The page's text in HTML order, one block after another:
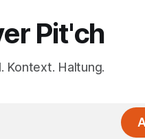
Pit'ch
Kontext. Haltung.